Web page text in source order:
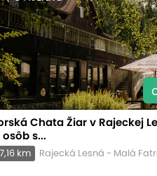
Chata Žiar v Rajeckej
osôb s...
km Rajecká Lesná - Malá